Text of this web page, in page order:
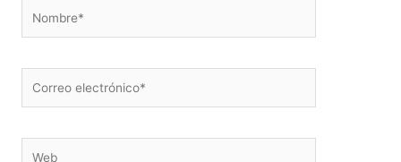
electrónico*